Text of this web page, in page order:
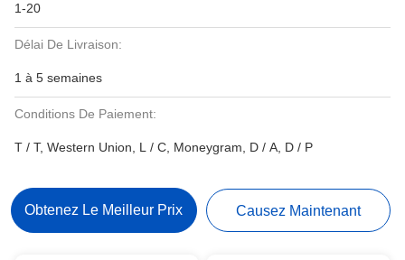
1-20
Délai De Livraison:
1 à 5 semaines
Conditions De Paiement:
T / T, Western Union, L / C, Moneygram, D / A, D / P
Obtenez Le Meilleur Prix Causez Maintenant